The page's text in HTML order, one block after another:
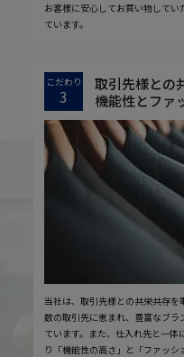
お客様に安心してお買い物して
ています。
こだわり
3
取引先様との
機能性とファ
当社は、取引先様との共栄共存
数の取引先に恵まれ、豊富なブ
ています。また、仕入れ先と一
り「機能性の高さ」と「ファッ